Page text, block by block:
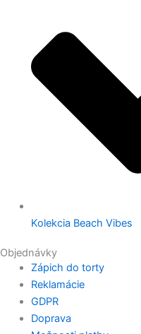
Kolekcia Beach Vibes
Objednávky
Zápich do torty
Reklamácie
GDPR
Doprava